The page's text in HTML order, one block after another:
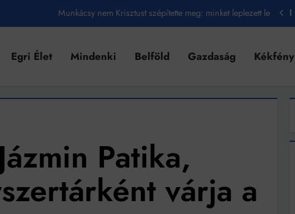
Ahol köszönnek, ott még van város
Létezik tökéletes élet: Truman is elhitte
Az ördög még mindig Pradát visel. De te miért öltözöl hozzá?
Móricz Zsigmond: falusi író vagy boncmester?
Egri Élet Mindenki Belföld Gazdaság Kékfény
Patika,
várja a